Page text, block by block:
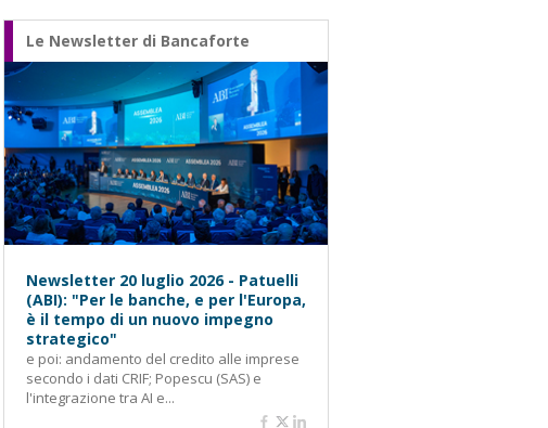
Le Newsletter di Bancaforte
Newsletter 20 luglio 2026 - Patuelli
(ABI): "Per le banche, e per l'Europa,
è il tempo di un nuovo impegno
strategico"
e poi: andamento del credito alle imprese
secondo i dati CRIF; Popescu (SAS) e
l'integrazione tra AI e...